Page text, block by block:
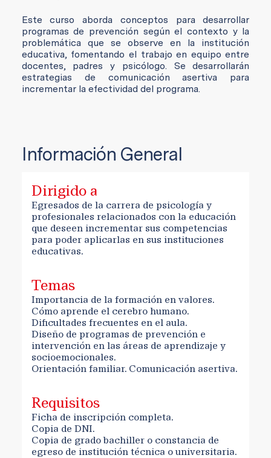
Este curso aborda conceptos para desarrollar
programas de prevención según el contexto y la
problemática que se observe en la institución
educativa, fomentando el trabajo en equipo entre
docentes, padres y psicólogo. Se desarrollarán
estrategias de comunicación asertiva para
incrementar la efectividad del programa.
Información General
Dirigido a
Egresados de la carrera de psicología y
profesionales relacionados con la educación
que deseen incrementar sus competencias
para poder aplicarlas en sus instituciones
educativas.
Temas
Importancia de la formación en valores.
Cómo aprende el cerebro humano.
Dificultades frecuentes en el aula.
Diseño de programas de prevención e
intervención en las áreas de aprendizaje y
socioemocionales.
Orientación familiar. Comunicación asertiva.
Requisitos
Ficha de inscripción completa.
Copia de DNI.
Copia de grado bachiller o constancia de
egreso de institución técnica o universitaria.